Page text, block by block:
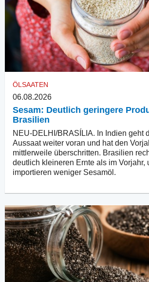
ÖLSAATEN
06.08.2026
Sesam: Deutlich geringere
Brasilien
NEU-DELHI/BRASÍLIA. In Indien geht
Aussaat weiter voran und hat den
mittlerweile überschritten. Brasilien
deutlich kleineren Ernte als im Vorjahr,
importieren weniger Sesamöl.